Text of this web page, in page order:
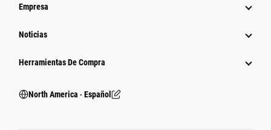
Empresa
Noticias
Herramientas De Compra
North America ‧ Español